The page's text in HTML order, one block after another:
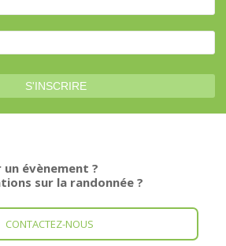
évènement ?
sur la randonnée ?
CONTACTEZ-NOUS